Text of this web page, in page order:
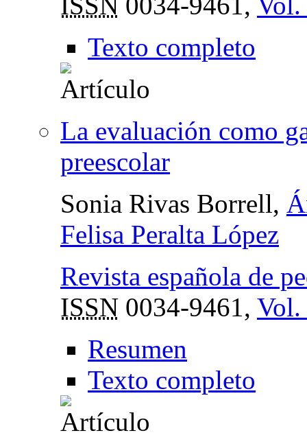
Texto completo
La evaluación como
preescolar
Sonia Rivas Borrell,
Felisa Peralta López
Revista española de
ISSN 0034-9461, Vol.
Resumen
Texto completo